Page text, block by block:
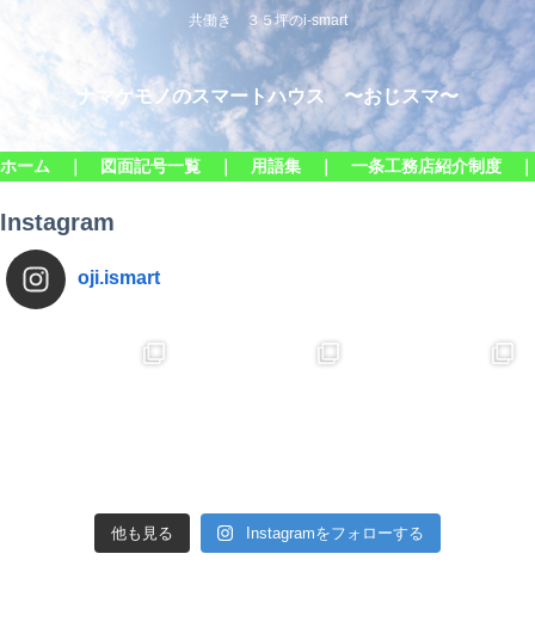
共働き ３５坪のi-smart
ナマケモノのスマートハウス 〜おじスマ〜
ホーム ｜ 図面記号一覧 ｜ 用語集 ｜ 一条工務店紹介制度
Instagram
oji.ismart
他も見る Instagramをフォローする